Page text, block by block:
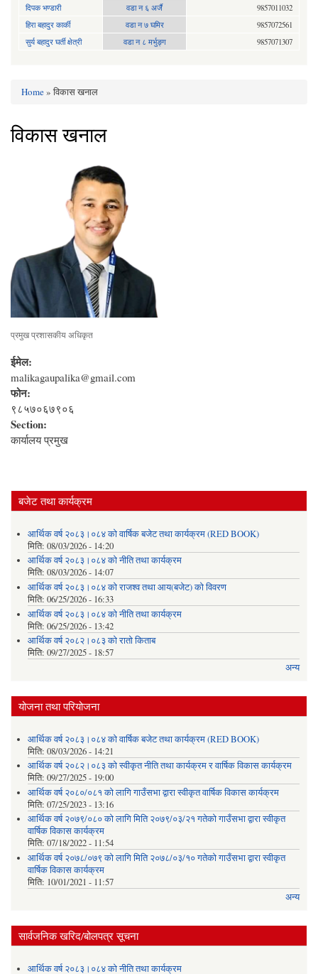
दिपक भण्डारी
वडा न ६ अर्जै
9857011032
हिरा बहादुर कार्की
वडा न ७ घमिर
9857072561
सुर्य बहादुर घर्ती क्षेत्री
वडा न ८ मर्भुङ्ग 9857071307
Home» विकास खनाल
विकास खनाल
प्रमुख प्रशासकीय अधिकृत
ईमेल:
malikagaupalika@gmail.com
फोन:
९८५७०६७९०६
Section:
कार्यालय प्रमुख
बजेट तथा कार्यक्रम
आर्थिक वर्ष २०८३।०८४ को वार्षिक बजेट तथा कार्यक्रम (RED BOOK)
मिति: 08/03/2026 - 14:20
आर्थिक वर्ष २०८३।०८४ को नीति तथा कार्यक्रम
मिति: 08/03/2026 - 14:07
आर्थिक वर्ष २०८३।०८४ को राजश्व तथा आय(बजेट) को विवरण
मिति: 06/25/2026 - 16:33
आर्थिक वर्ष २०८३।०८४ को नीति तथा कार्यक्रम
मिति: 06/25/2026 - 13:42
आर्थिक वर्ष २०८२।०८३ को रातो किताब
मिति: 09/27/2025 - 18:57
अन्य
योजना तथा परियोजना
आर्थिक वर्ष २०८३।०८४ को वार्षिक बजेट तथा कार्यक्रम (RED BOOK)
मिति: 08/03/2026 - 14:21
आर्थिक वर्ष २०८२।०८३ को स्वीकृत नीति तथा कार्यक्रम र वार्षिक विकास कार्यक्रम
मिति: 09/27/2025 - 19:00
आर्थिक वर्ष २०८०/०८१ को लागि गाउँसभा द्वारा स्वीकृत वार्षिक विकास कार्यक्रम
मिति: 07/25/2023 - 13:16
आर्थिक वर्ष २०७९/०८० को लागि मिति २०७९/०३/२१ गतेको गाउँसभा द्वारा स्वीकृत
वार्षिक विकास कार्यक्रम
मिति: 07/18/2022 - 11:54
आर्थिक वर्ष २०७८/०७९ को लागि मिति २०७८/०३/१० गतेको गाउँसभा द्वारा स्वीकृत
वार्षिक विकास कार्यक्रम
मिति: 10/01/2021 - 11:57
अन्य
सार्वजनिक खरिद/बोलपत्र सूचना
आर्थिक वर्ष २०८३।०८४ को नीति तथा कार्यक्रम